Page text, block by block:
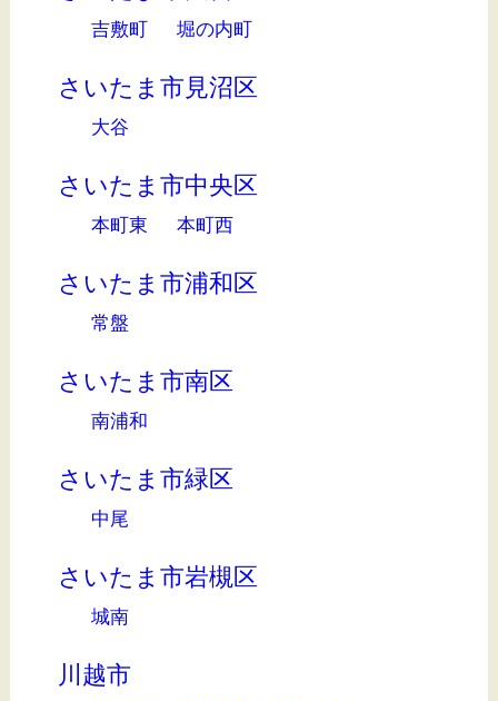
吉敷町 堀の内町
さいたま市見沼区
大谷
さいたま市中央区
本町東 本町西
さいたま市浦和区
常盤
さいたま市南区
南浦和
さいたま市緑区
中尾
さいたま市岩槻区
城南
川越市